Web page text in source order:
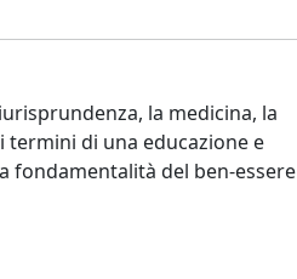
la medicina, la
di una educazione e
fondamentalità del ben-essere